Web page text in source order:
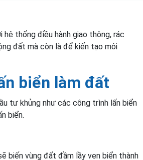
thống điều hành giao thông, rác
đất mà còn là để kiến tạo môi
biển làm đất
tư khủng như các công trình lấn biển
biển.
biến vùng đất đầm lầy ven biển thành